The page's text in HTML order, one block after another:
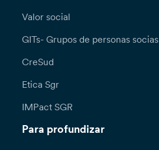
Valor social
GITs- Grupos de personas socias
CreSud
Etica Sgr
IMPact SGR
Para profundizar